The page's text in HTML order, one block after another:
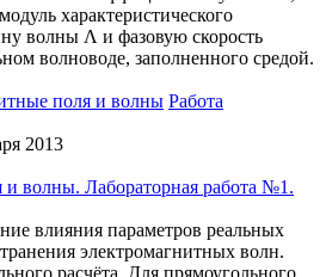
характеристического
волны Λ и фазовую скорость
волноводе, заполненного средой.
поля и волны Работа
2013
волны. Лабораторная работа №1.
влияния параметров реальных
электромагнитных волн.